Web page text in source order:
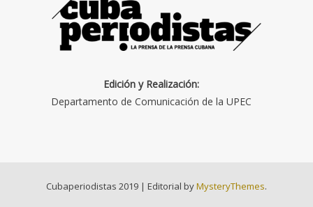
Edición y Realización:
Departamento de Comunicación de la UPEC
Cubaperiodistas 2019 | Editorial byMysteryThemes.